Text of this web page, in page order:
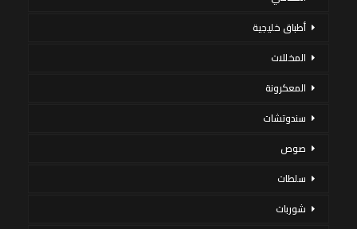
أطباق خليجية
المخللات
المعكرونة
سندوتشات
صوص
سلطات
شوربات